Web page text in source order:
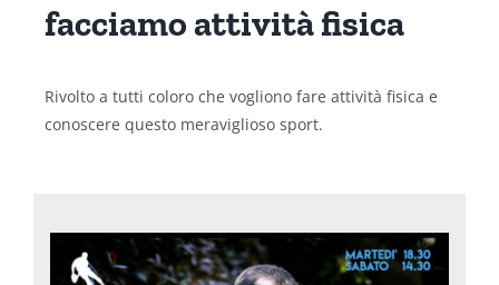
facciamo attività fisica
Rivolto a tutti coloro che vogliono fare attività fisica e
conoscere questo meraviglioso sport.